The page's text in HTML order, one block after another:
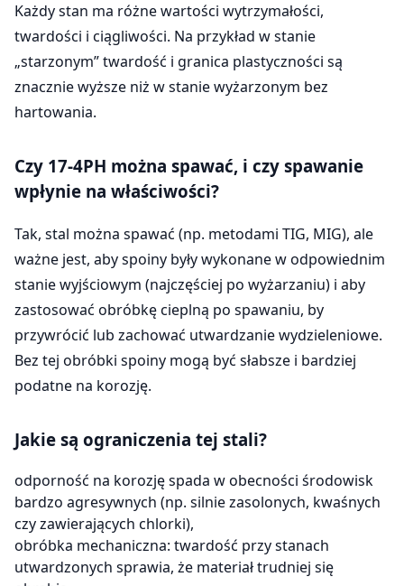
Każdy stan ma różne wartości wytrzymałości,
twardości i ciągliwości. Na przykład w stanie
„starzonym” twardość i granica plastyczności są
znacznie wyższe niż w stanie wyżarzonym bez
hartowania.
Czy 17-4PH można spawać, i czy spawanie
wpłynie na właściwości?
Tak, stal można spawać (np. metodami TIG, MIG), ale
ważne jest, aby spoiny były wykonane w odpowiednim
stanie wyjściowym (najczęściej po wyżarzaniu) i aby
zastosować obróbkę cieplną po spawaniu, by
przywrócić lub zachować utwardzanie wydzieleniowe.
Bez tej obróbki spoiny mogą być słabsze i bardziej
podatne na korozję.
Jakie są ograniczenia tej stali?
odporność na korozję spada w obecności środowisk
bardzo agresywnych (np. silnie zasolonych, kwaśnych
czy zawierających chlorki),
obróbka mechaniczna: twardość przy stanach
utwardzonych sprawia, że materiał trudniej się